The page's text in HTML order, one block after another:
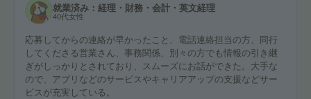
就業済み：経理・財務・会計・英文経理
40代女性
応募してからの連絡が早かったこと、電話連絡担当の方、同行
してくださる営業さん、事務関係、別々の方でも情報の引き継
ぎがしっかりとされており、スムーズにお話ができた。大手な
ので、アプリなどのサービスやキャリアアップの支援などサー
ビスが充実している。